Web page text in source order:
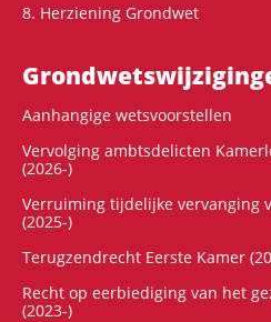
8. Herziening Grondwet
Aanhangige wetsvoorstellen
Vervolging ambtsdelicten
(2026-)
Verruiming tijdelijke vervanging
(2025-)
Terugzendrecht Eerste Kamer
Recht op eerbiediging van het
(2023-)